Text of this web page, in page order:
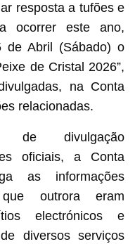
Notícias de
resposta a tufões e
ocorrer este ano,
de Abril (Sábado) o
de Cristal 2026”,
na Conta
relacionadas.
de divulgação
oficiais, a Conta
as informações
outrora eram
electrónicos e
diversos serviços